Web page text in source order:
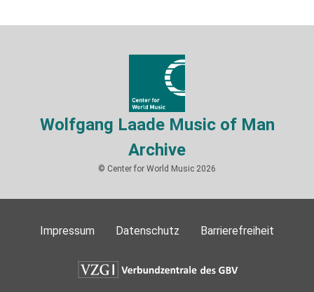
Wolfgang Laade Music of Man
Archive
© Center for World Music 2026
Impressum Datenschutz Barrierefreiheit